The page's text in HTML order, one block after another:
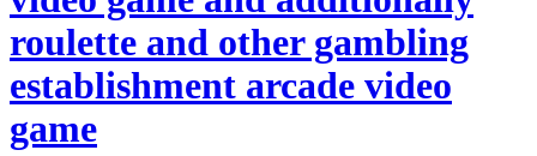
roulette and other gambling
establishment arcade video
game